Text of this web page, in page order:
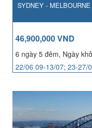
SYDNEY - MELBOURNE
46,900,000 VND
6 ngày 5 đêm, Ngày
22/06 09-13/07; 23-27/